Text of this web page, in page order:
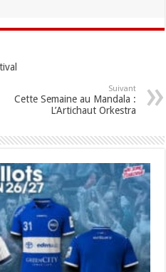
Suivant
Cette Semaine au Mandala :
L’Artichaut Orkestra